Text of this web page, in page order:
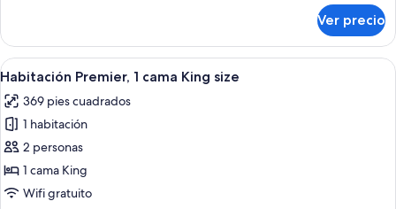
junior,
cama
size
Ver precio
Abrir
todas
las
fotos
de
Habitación
Premier,
Un dormitorio con mesita de noche
5
Habitación Premier, 1 cama King size
369 pies cuadrados
1 habitación
2 personas
1 cama King
Wifi gratuito